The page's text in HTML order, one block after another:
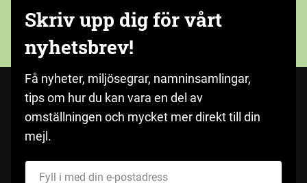
Skriv upp dig för vårt
nyhetsbrev!
Få nyheter, miljösegrar, namninsamlingar,
tips om hur du kan vara en del av
omställningen och mycket mer direkt till din
mejl.